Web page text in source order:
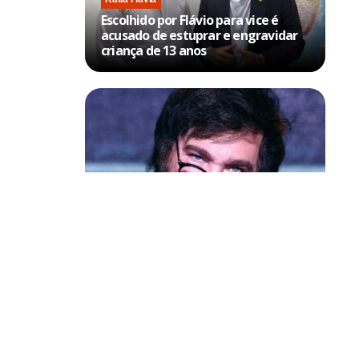
espalhar
Escolhido por Flávio para vice é
acusado de estuprar e engravidar
criança de 13 anos